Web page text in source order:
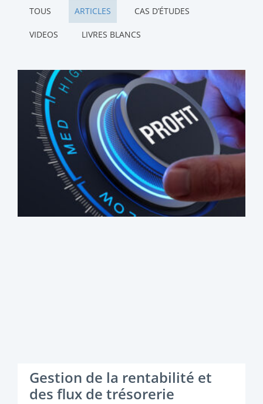
TOUS ARTICLES CAS D’ÉTUDES
VIDEOS LIVRES BLANCS
Gestion de la rentabilité et
des flux de trésorerie